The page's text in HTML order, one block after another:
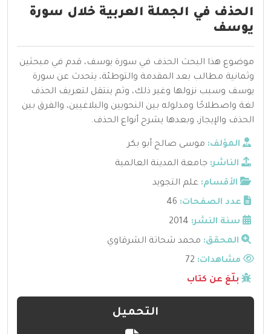
الحذف في الجملة العربية خلال سورة
يوسف
موضوع هذا البحث الحذف في سورة يوسف، قدم في مبحثين
وثمانية مطالب بعد المقدمة والتوطئة، يتحدث عن سورة
يوسف وسبب نزولها وغير ذلك، وثم ينتقل لتعريف الحذف
لغة واصطلاحًا ومدلوله بين النحويين والبلاغيين، والفرق بين
الحذف والإيجاز، وبعدها يشرح أنواع الحذف.
المؤلف: موسى صالح أبو بكر
الناشر: جامعة المدينة العالمية
الأقسام: علم التجويد
عدد الصفحات: 46
سنة النشر: 2014
المحقق: محمد شحاتة الشرقاوي
مشاهدات:
بلّغ عن كتاب
التحميل